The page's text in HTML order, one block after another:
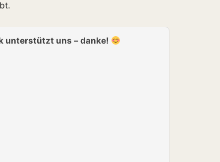
unterstützt uns – danke!